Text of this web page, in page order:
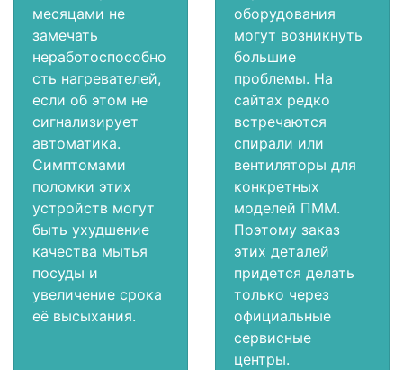
месяцами не
замечать
неработоспособно
сть нагревателей,
если об этом не
сигнализирует
автоматика.
Симптомами
поломки этих
устройств могут
быть ухудшение
качества мытья
посуды и
увеличение срока
её высыхания.
оборудования
могут возникнуть
большие
проблемы. На
сайтах редко
встречаются
спирали или
вентиляторы для
конкретных
моделей ПММ.
Поэтому заказ
этих деталей
придется делать
только через
официальные
сервисные
центры.